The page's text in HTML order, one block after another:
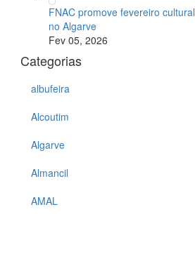
FNAC promove fevereiro cultural
no Algarve
Fev 05, 2026
Categorias
albufeira
Alcoutim
Algarve
Almancil
AMAL